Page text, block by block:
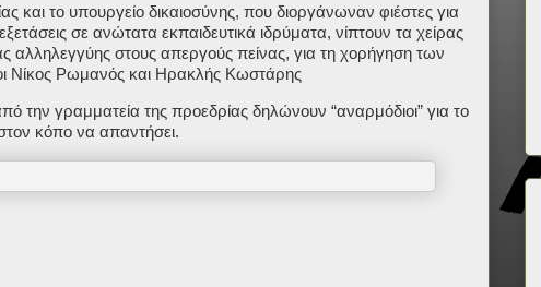
και το υπουργείο δικαιοσύνης, που διοργάνωναν φιέστες για
σε ανώτατα εκπαιδευτικά ιδρύματα, νίπτουν τα χείρας
αλληλεγγύης στους απεργούς πείνας, για τη χορήγηση των
Νίκος Ρωμανός και Ηρακλής Κωστάρης
γραμματεία της προεδρίας δηλώνουν “αναρμόδιοι” για το
κόπο να απαντήσει.